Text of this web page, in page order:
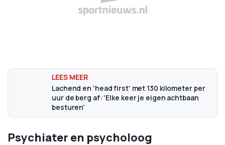
Lachend en 'head first' met 130 kilometer per
uur de berg af: 'Elke keer je eigen achtbaan
besturen'
Psychiater en psycholoog